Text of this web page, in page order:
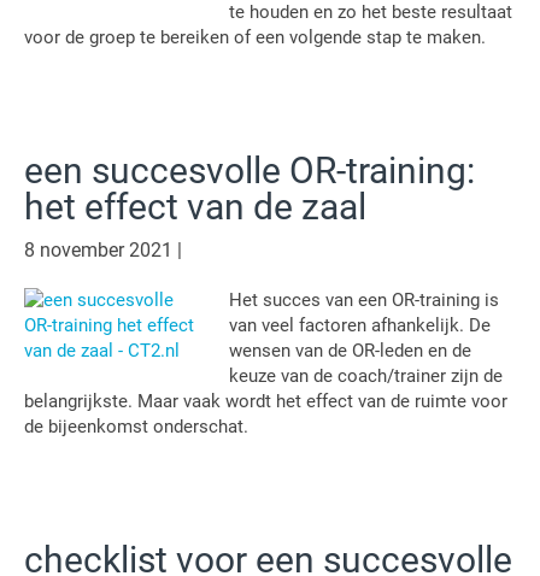
te houden en zo het beste resultaat
voor de groep te bereiken of een volgende stap te maken.
een succesvolle OR-training:
het effect van de zaal
8 november 2021
Het succes van een OR-training is
van veel factoren afhankelijk. De
wensen van de OR-leden en de
keuze van de coach/trainer zijn de
belangrijkste. Maar vaak wordt het effect van de ruimte voor
de bijeenkomst onderschat.
checklist voor een succesvolle